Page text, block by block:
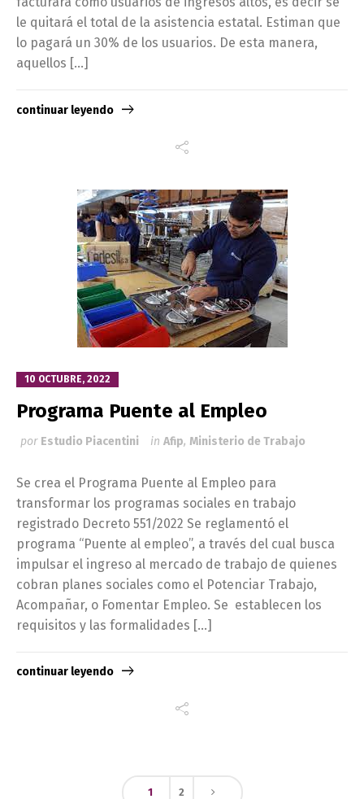
le quitará el total de la asistencia estatal. Estiman que
lo pagará un 30% de los usuarios. De esta manera,
aquellos […]
continuar leyendo
10 OCTUBRE, 2022
Programa Puente al Empleo
por Estudio Piacentini in Afip, Ministerio de Trabajo
Se crea el Programa Puente al Empleo para
transformar los programas sociales en trabajo
registrado Decreto 551/2022 Se reglamentó el
programa “Puente al empleo”, a través del cual busca
impulsar el ingreso al mercado de trabajo de quienes
cobran planes sociales como el Potenciar Trabajo,
Acompañar, o Fomentar Empleo. Se establecen los
requisitos y las formalidades […]
continuar leyendo
1 2